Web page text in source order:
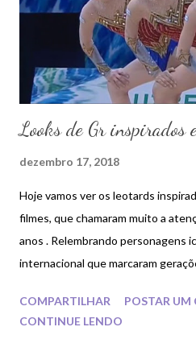
Looks de Gr inspirados
dezembro 17, 2018
Hoje vamos ver os leotards
filmes, que chamaram muito a
anos . Relembrando personagens
internacional que marcaram
time da Hungria (HUN) a
COMPARTILHAR
POSTAR UM
CONTINUE LENDO